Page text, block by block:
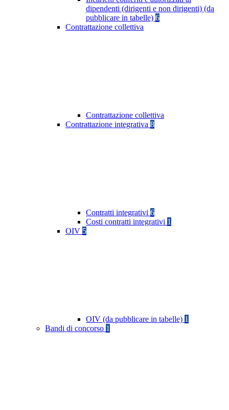
dipendenti (dirigenti e non dirigenti) (da
pubblicare in tabelle) 6
Contrattazione collettiva
Contrattazione collettiva
Contrattazione integrativa 8
Contratti integrativi 6
Costi contratti integrativi 1
OIV 5
OIV (da pubblicare in tabelle) 1
Bandi di concorso 1